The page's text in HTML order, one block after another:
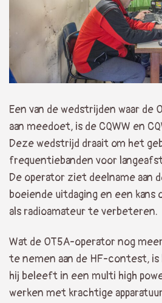
Een van de wedstrijden waar de
aan meedoet, is de CQWW en
Deze wedstrijd draait om het
frequentiebanden voor
De operator ziet deelname aan
boeiende uitdaging en een kans
als radioamateur te verbeteren.
Wat de OT5A-operator nog
te nemen aan de HF-contest,
hij beleeft in een multi high
werken met krachtige